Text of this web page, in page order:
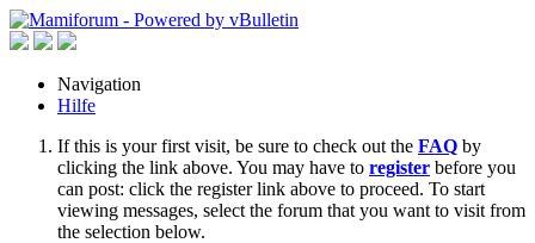
Navigation
Hilfe
If this is your first visit, be sure to check out the FAQ by
clicking the link above. You may have to register before you
can post: click the register link above to proceed. To start
viewing messages, select the forum that you want to visit from
the selection below.